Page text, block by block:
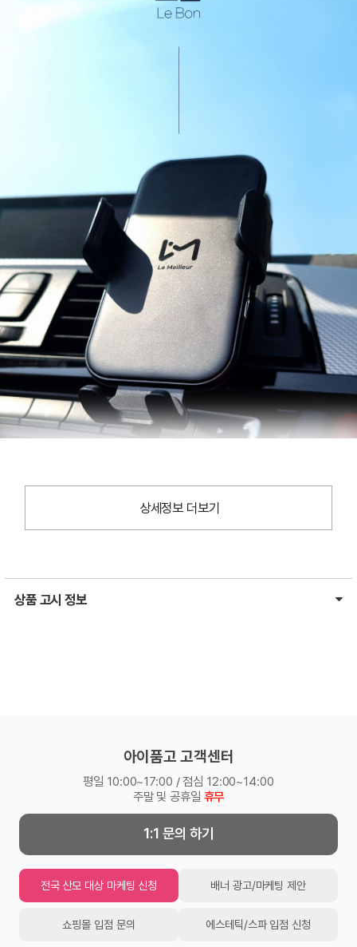
상세정보 더보기
상품 고시 정보
아이품고 고객센터
평일 10:00~17:00 / 점심 12:00~14:00
주말 및 공휴일 휴무
1:1 문의 하기
전국 산모 대상 마케팅 신청 배너 광고/마케팅 제안
쇼핑몰 입점 문의 에스테틱/스파 입점 신청